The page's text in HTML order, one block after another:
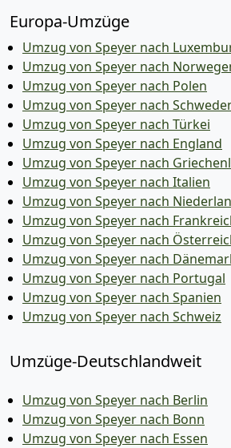
Europa-Umzüge
Umzug von Speyer nach
Umzug von Speyer nach
Umzug von Speyer nach Polen
Umzug von Speyer nach
Umzug von Speyer nach Türkei
Umzug von Speyer nach England
Umzug von Speyer nach
Umzug von Speyer nach Italien
Umzug von Speyer nach
Umzug von Speyer nach
Umzug von Speyer nach
Umzug von Speyer nach
Umzug von Speyer nach Portugal
Umzug von Speyer nach Spanien
Umzug von Speyer nach Schweiz
Umzüge-Deutschlandweit
Umzug von Speyer nach Berlin
Umzug von Speyer nach Bonn
Umzug von Speyer nach Essen